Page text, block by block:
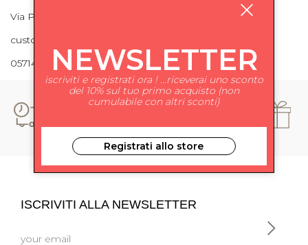
Via Piave 27 56024 Ponte a Egola
customercare@lavolperossa.it
0571498228
ISCRIVITI ALLA NEWSLETTER
NEWSLETTER
iscriviti e registrati ora ! ...riceverai uno sconto
del 10% sul tuo primo acquisto (non
cumulabile con altri sconti)
Registrati allo store